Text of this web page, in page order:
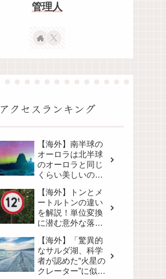
管理人
アクセスランキング
【海外】南半球の
オーロラは北半球
のオーロラと同じ
くらい美しいの
る！
【海外】トンとメ
ートルトンの違い
を解説！単位変換
に潜む意外な落と
【海外】「驚異的
なサルダ湖、科学
者が認めた“火星の
クレーター”に似た